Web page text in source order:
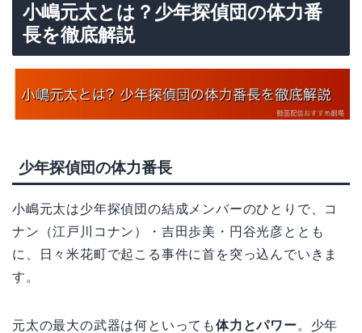
小嶋元太とは？少年探偵団の体力番
長を徹底解説
少年探偵団の体力番長
小嶋元太は少年探偵団の結成メンバーのひとりで、コ
ナン（江戸川コナン）・吉田歩美・円谷光彦ととも
に、日々米花町で起こる事件に首を突っ込んでいきま
す。
元太の最大の武器は何といっても体力とパワー。少年